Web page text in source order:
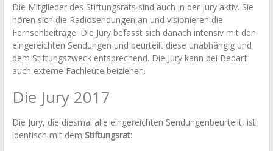
Die Mitglieder des Stiftungsrats sind auch in der Jury aktiv. Sie
hören sich die Radiosendungen an und visionieren die
Fernsehbeiträge. Die Jury befasst sich danach intensiv mit den
eingereichten Sendungen und beurteilt diese unabhängig und
dem Stiftungszweck entsprechend. Die Jury kann bei Bedarf
auch externe Fachleute beiziehen.
Die Jury 2017
Die Jury, die diesmal alle eingereichten Sendungenbeurteilt, ist
identisch mit dem Stiftungsrat: